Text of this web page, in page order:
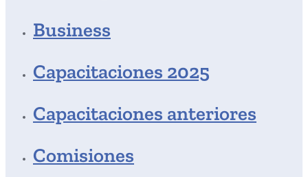
Business
Capacitaciones 2025
Capacitaciones anteriores
Comisiones